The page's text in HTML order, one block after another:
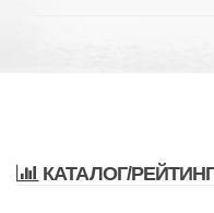
КАТАЛОГ/